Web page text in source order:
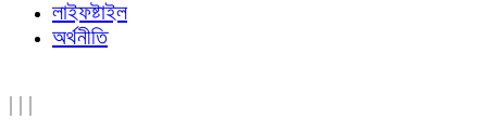
লাইফষ্টাইল
অর্থনীতি
| | |